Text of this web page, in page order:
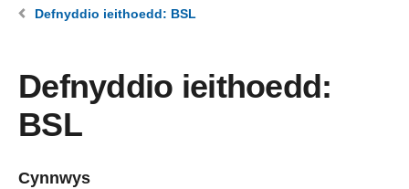
Defnyddio ieithoedd: BSL
Defnyddio ieithoedd:
BSL
Cynnwys